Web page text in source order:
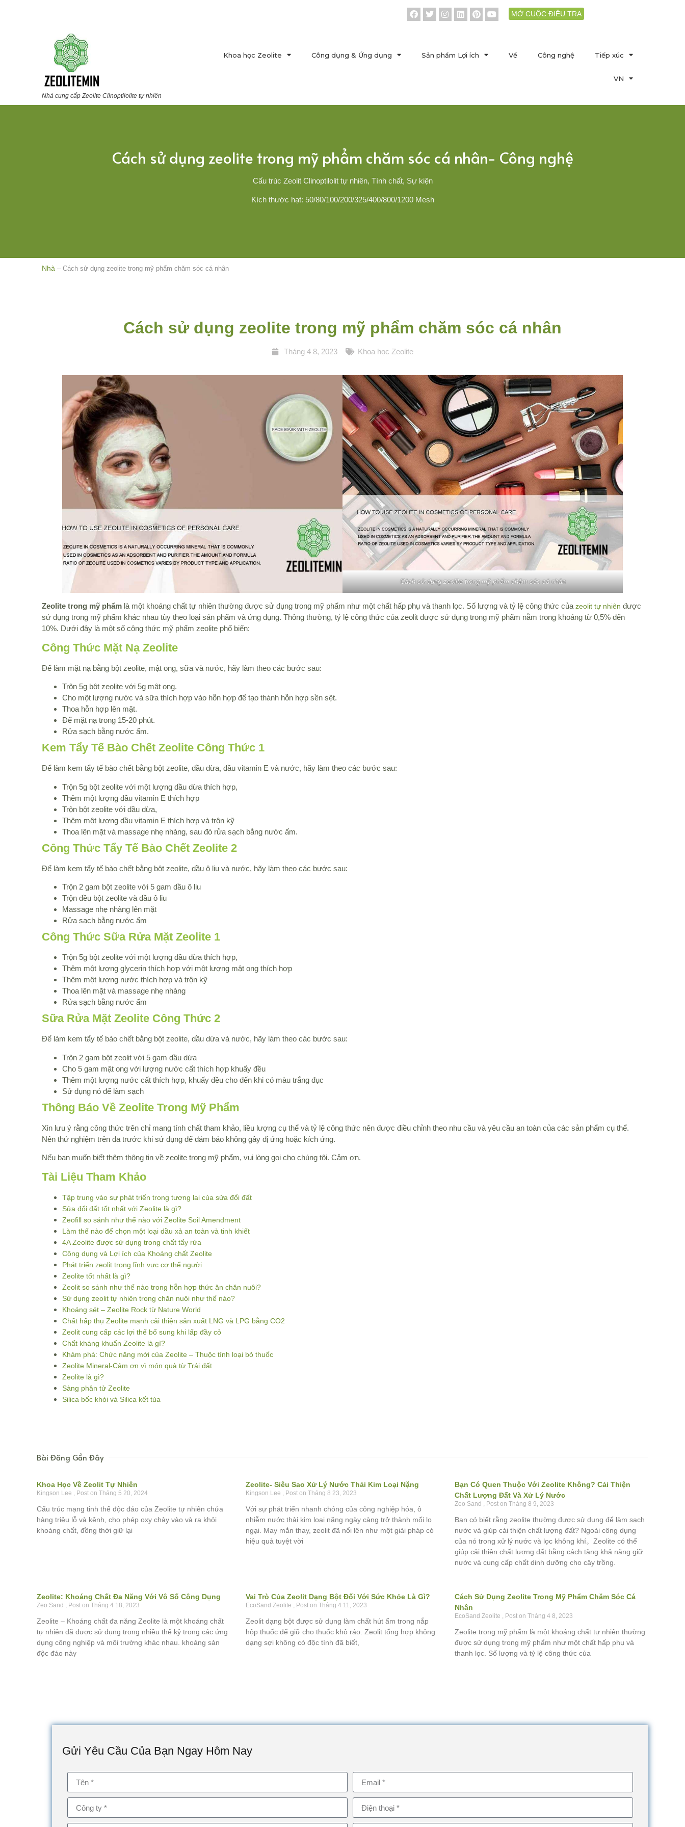
MỞ CUỘC ĐIỀU TRA
Nhà cung cấp Zeolite Clinoptilolite tự nhiên
Khoa học Zeolite Công dụng & Ứng dụng Sản phẩm Lợi ích Về Công nghệ Tiếp xúc
VN
Cách sử dụng zeolite trong mỹ phẩm chăm sóc cá nhân- Công nghệ
Cấu trúc Zeolit Clinoptilolit tự nhiên, Tính chất, Sự kiện
Kích thước hạt: 50/80/100/200/325/400/800/1200 Mesh
Nhà – Cách sử dụng zeolite trong mỹ phẩm chăm sóc cá nhân
Cách sử dụng zeolite trong mỹ phẩm chăm sóc cá nhân
Tháng 4 8, 2023 Khoa học Zeolite
Cách sử dụng zeolite trong mỹ phẩm chăm sóc cá nhân
Zeolite trong mỹ phẩm là một khoáng chất tự nhiên thường được sử dụng trong mỹ phẩm như một chất hấp phụ và thanh lọc. Số lượng và tỷ lệ công thức của zeolit tự nhiên được
sử dụng trong mỹ phẩm khác nhau tùy theo loại sản phẩm và ứng dụng. Thông thường, tỷ lệ công thức của zeolit được sử dụng trong mỹ phẩm nằm trong khoảng từ 0,5% đến
10%. Dưới đây là một số công thức mỹ phẩm zeolite phổ biến:
Công Thức Mặt Nạ Zeolite
Để làm mặt nạ bằng bột zeolite, mật ong, sữa và nước, hãy làm theo các bước sau:
Trộn 5g bột zeolite với 5g mật ong.
Cho một lượng nước và sữa thích hợp vào hỗn hợp để tạo thành hỗn hợp sền sệt.
Thoa hỗn hợp lên mặt.
Để mặt nạ trong 15-20 phút.
Rửa sạch bằng nước ấm.
Kem Tẩy Tế Bào Chết Zeolite Công Thức 1
Để làm kem tẩy tế bào chết bằng bột zeolite, dầu dừa, dầu vitamin E và nước, hãy làm theo các bước sau:
Trộn 5g bột zeolite với một lượng dầu dừa thích hợp,
Thêm một lượng dầu vitamin E thích hợp
Trộn bột zeolite với dầu dừa,
Thêm một lượng dầu vitamin E thích hợp và trộn kỹ
Thoa lên mặt và massage nhẹ nhàng, sau đó rửa sạch bằng nước ấm.
Công Thức Tẩy Tế Bào Chết Zeolite 2
Để làm kem tẩy tế bào chết bằng bột zeolite, dầu ô liu và nước, hãy làm theo các bước sau:
Trộn 2 gam bột zeolite với 5 gam dầu ô liu
Trộn đều bột zeolite và dầu ô liu
Massage nhẹ nhàng lên mặt
Rửa sạch bằng nước ấm
Công Thức Sữa Rửa Mặt Zeolite 1
Trộn 5g bột zeolite với một lượng dầu dừa thích hợp,
Thêm một lượng glycerin thích hợp với một lượng mật ong thích hợp
Thêm một lượng nước thích hợp và trộn kỹ
Thoa lên mặt và massage nhẹ nhàng
Rửa sạch bằng nước ấm
Sữa Rửa Mặt Zeolite Công Thức 2
Để làm kem tẩy tế bào chết bằng bột zeolite, dầu dừa và nước, hãy làm theo các bước sau:
Trộn 2 gam bột zeolit với 5 gam dầu dừa
Cho 5 gam mật ong với lượng nước cất thích hợp khuấy đều
Thêm một lượng nước cất thích hợp, khuấy đều cho đến khi có màu trắng đục
Sử dụng nó để làm sạch
Thông Báo Về Zeolite Trong Mỹ Phẩm
Xin lưu ý rằng công thức trên chỉ mang tính chất tham khảo, liều lượng cụ thể và tỷ lệ công thức nên được điều chỉnh theo nhu cầu và yêu cầu an toàn của các sản phẩm cụ thể.
Nên thử nghiệm trên da trước khi sử dụng để đảm bảo không gây dị ứng hoặc kích ứng.
Nếu bạn muốn biết thêm thông tin về zeolite trong mỹ phẩm, vui lòng gọi cho chúng tôi. Cảm ơn.
Tài Liệu Tham Khảo
Tập trung vào sự phát triển trong tương lai của sửa đổi đất
Sửa đổi đất tốt nhất với Zeolite là gì?
Zeofill so sánh như thế nào với Zeolite Soil Amendment
Làm thế nào để chọn một loại dầu xả an toàn và tinh khiết
4A Zeolite được sử dụng trong chất tẩy rửa
Công dụng và Lợi ích của Khoáng chất Zeolite
Phát triển zeolit trong lĩnh vực cơ thể người
Zeolite tốt nhất là gì?
Zeolit so sánh như thế nào trong hỗn hợp thức ăn chăn nuôi?
Sử dụng zeolit tự nhiên trong chăn nuôi như thế nào?
Khoáng sét – Zeolite Rock từ Nature World
Chất hấp thụ Zeolite mạnh cải thiện sản xuất LNG và LPG bằng CO2
Zeolit cung cấp các lợi thế bổ sung khi lấp đầy cỏ
Chất kháng khuẩn Zeolite là gì?
Khám phá: Chức năng mới của Zeolite – Thuộc tính loại bỏ thuốc
Zeolite Mineral-Cảm ơn vì món quà từ Trái đất
Zeolite là gì?
Sàng phân tử Zeolite
Silica bốc khói và Silica kết tủa
Bài Đăng Gần Đây
Khoa Học Về Zeolit Tự Nhiên
Kingson Lee Tháng 5 20, 2024
Cấu trúc mạng tinh thể độc đáo của Zeolite tự nhiên chứa
hàng triệu lỗ và kênh, cho phép oxy chảy vào và ra khỏi
khoáng chất, đồng thời giữ lại
Zeolite- Siêu Sao Xử Lý Nước Thải Kim Loại Nặng
Kingson Lee Tháng 8 23, 2023
Với sự phát triển nhanh chóng của công nghiệp hóa, ô
nhiễm nước thải kim loại nặng ngày càng trở thành mối lo
ngại. May mắn thay, zeolit đã nổi lên như một giải pháp có
hiệu quả tuyệt vời
Bạn Có Quen Thuộc Với Zeolite Không? Cải Thiện
Chất Lượng Đất Và Xử Lý Nước
Zeo Sand Tháng 8 9, 2023
Bạn có biết rằng zeolite thường được sử dụng để làm sạch
nước và giúp cải thiện chất lượng đất? Ngoài công dụng
của nó trong xử lý nước và lọc không khí。Zeolite có thể
giúp cải thiện chất lượng đất bằng cách tăng khả năng giữ
nước và cung cấp chất dinh dưỡng cho cây trồng.
Zeolite: Khoáng Chất Đa Năng Với Vô Số Công Dụng
Zeo Sand Tháng 4 18, 2023
Zeolite – Khoáng chất đa năng Zeolite là một khoáng chất
tự nhiên đã được sử dụng trong nhiều thế kỷ trong các ứng
dụng công nghiệp và môi trường khác nhau. khoáng sản
độc đáo này
Vai Trò Của Zeolit Dạng Bột Đối Với Sức Khỏe Là Gì?
EcoSand Zeolite Tháng 4 11, 2023
Zeolit dạng bột được sử dụng làm chất hút ẩm trong nắp
hộp thuốc để giữ cho thuốc khô ráo. Zeolit tổng hợp không
dạng sợi không có độc tính đã biết,
Cách Sử Dụng Zeolite Trong Mỹ Phẩm Chăm Sóc Cá
Nhân
EcoSand Zeolite Tháng 4 8, 2023
Zeolite trong mỹ phẩm là một khoáng chất tự nhiên thường
được sử dụng trong mỹ phẩm như một chất hấp phụ và
thanh lọc. Số lượng và tỷ lệ công thức của
Gửi Yêu Cầu Của Bạn Ngay Hôm Nay